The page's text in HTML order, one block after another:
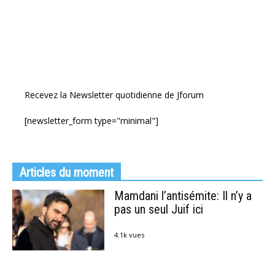
Recevez la Newsletter quotidienne de Jforum
[newsletter_form type="minimal"]
Articles du moment
Mamdani l’antisémite: Il n’y a
pas un seul Juif ici
4.1k vues